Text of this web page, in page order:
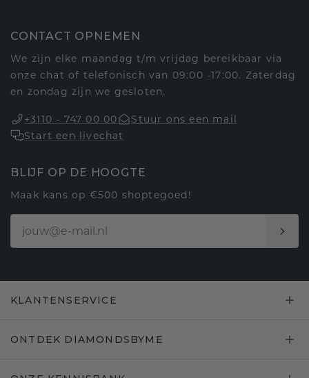
CONTACT OPNEMEN
We zijn elke maandag t/m vrijdag bereikbaar via
onze chat of telefonisch van 09:00 -17:00. Zaterdag
en zondag zijn we gesloten.
+3110 - 747 00 00
Stuur ons een mail
Start een livechat
BLIJF OP DE HOOGTE
Maak kans op €500 shoptegoed!
KLANTENSERVICE
ONTDEK DIAMONDSBYME